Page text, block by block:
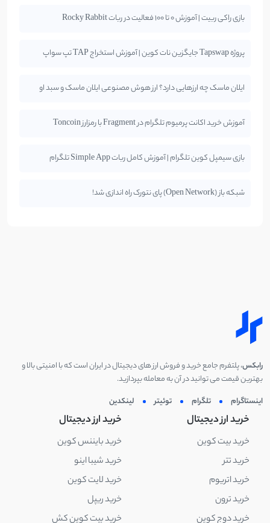
بازی راکی ربیت | آموزش 0 تا 100 فعالیت در ربات Rocky Rabbit
پروژه Tapswap جایگزین نات کوین | آموزش استخراج TAP تپ سواپ
ایلان ماسک چه ارزهایی دارد؟ ارز هوش مصنوعی ایلان ماسک و سبد او
آموزش خرید اکانت پرمیوم تلگرام در Fragment با رمزارز Toncoin
بازی سیمپل کوین تلگرام | آموزش کامل ربات Simple App تلگرام
شبکه باز (Open Network) پای نتورک راه اندازی شد!
رابکس، پلتفرم جامع خرید و فروش ارز های دیجیتال در ایران است که با امنیتی بالا و
بهترین قیمت می توانید در آن به معامله بپردازید.
اینستاگرام
تلگرام توئیتر لینکدین
خرید ارز دیجیتال
خرید بیت کوین
خرید تتر
خرید اتریوم
خرید ترون
خرید دوج کوین
خرید ارز دیجیتال
خرید بایننس کوین
خرید شیبا اینو
خرید لایت کوین
خرید ریپل
خرید بیت کوین کش